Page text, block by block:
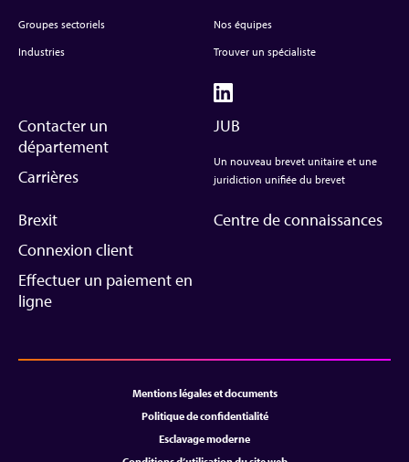
Groupes sectoriels
Industries
Nos équipes
Trouver un spécialiste
Contacter un
département
Carrières
JUB
Un nouveau brevet unitaire et une
juridiction unifiée du brevet
Brexit
Connexion client
Effectuer un paiement en
ligne
Centre de connaissances
Mentions légales et documents
Politique de confidentialité
Esclavage moderne